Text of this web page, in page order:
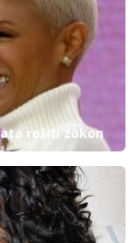
rešiti zakon